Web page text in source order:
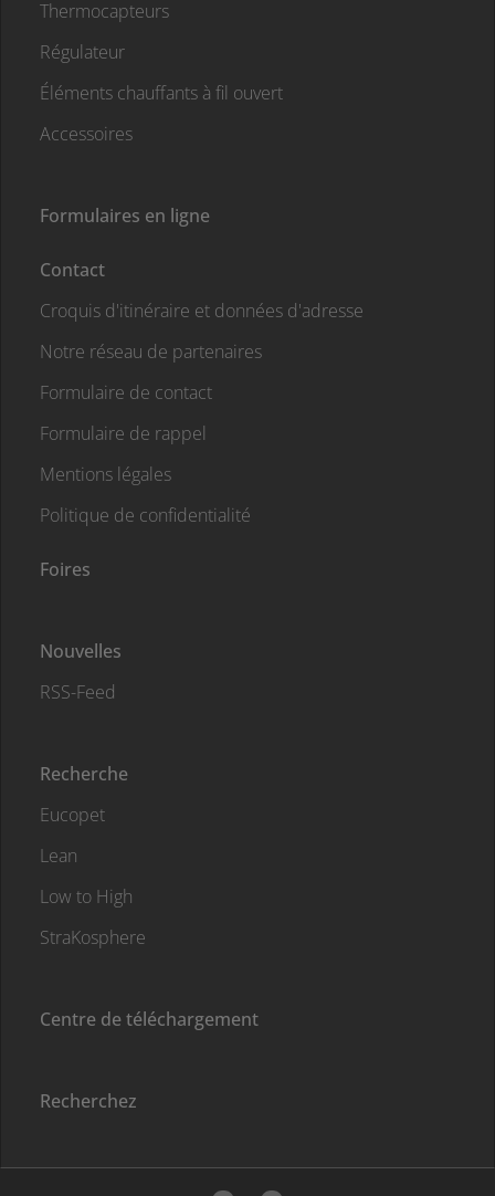
Thermocapteurs
Régulateur
Éléments chauffants à fil ouvert
Accessoires
Formulaires en ligne
Contact
Croquis d'itinéraire et données d'adresse
Notre réseau de partenaires
Formulaire de contact
Formulaire de rappel
Mentions légales
Politique de confidentialité
Foires
Nouvelles
RSS-Feed
Recherche
Eucopet
Lean
Low to High
StraKosphere
Centre de téléchargement
Recherchez